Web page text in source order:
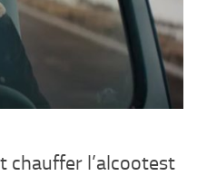
chauffer l’alcootest